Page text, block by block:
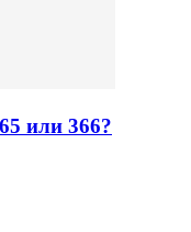
или 366?